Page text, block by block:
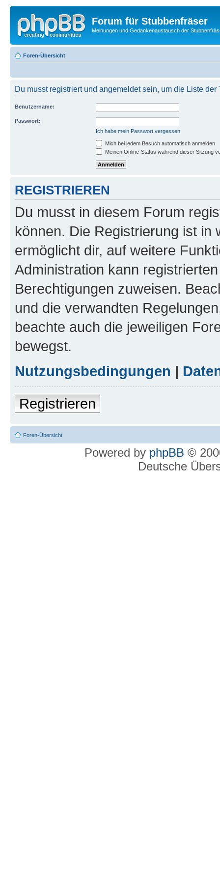
Forum für Stubbenfräser
Meinungen und Gedankenaustausch der
Foren-Übersicht
Du musst registriert und angemeldet sein, um die Liste
Benutzername:
Passwort:
Ich habe mein Passwort vergessen
Mich bei jedem Besuch automatisch anmelden
Meinen Online-Status während dieser Sitzung
REGISTRIEREN
Du musst in diesem Forum
können. Die Registrierung ist in
ermöglicht dir, auf weitere
Administration kann
Berechtigungen zuweisen.
und die verwandten
beachte auch die jeweiligen
bewegst.
Nutzungsbedingungen |
Registrieren
Foren-Übersicht
Powered by phpBB ©
Deutsche